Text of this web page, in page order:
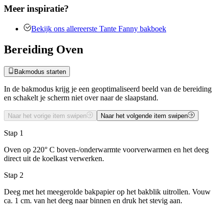
Meer inspiratie?
Bekijk ons allereerste Tante Fanny bakboek
Bereiding Oven
Bakmodus starten
In de bakmodus krijg je een geoptimaliseerd beeld van de bereiding
en schakelt je scherm niet over naar de slaapstand.
Naar het vorige item swipen Naar het volgende item swipen
Stap 1
Oven op 220° C boven-/onderwarmte voorverwarmen en het deeg
direct uit de koelkast verwerken.
Stap 2
Deeg met het meegerolde bakpapier op het bakblik uitrollen. Vouw
ca. 1 cm. van het deeg naar binnen en druk het stevig aan.